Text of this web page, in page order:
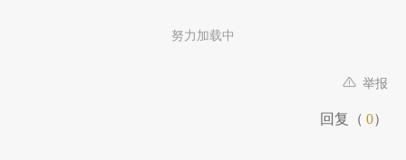
努力加载中
举报
回复（ 0）